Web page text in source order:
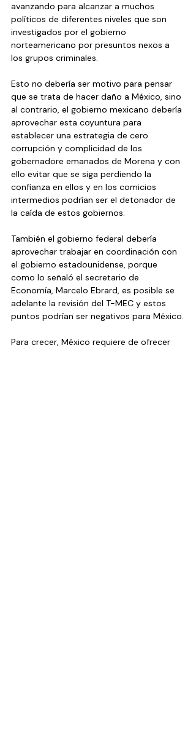
avanzando para alcanzar a muchos
políticos de diferentes niveles que son
investigados por el gobierno
norteamericano por presuntos nexos a
los grupos criminales.
Esto no debería ser motivo para pensar
que se trata de hacer daño a México, sino
al contrario, el gobierno mexicano debería
aprovechar esta coyuntura para
establecer una estrategia de cero
corrupción y complicidad de los
gobernadore emanados de Morena y con
ello evitar que se siga perdiendo la
confianza en ellos y en los comicios
intermedios podrían ser el detonador de
la caída de estos gobiernos.
También el gobierno federal debería
aprovechar trabajar en coordinación con
el gobierno estadounidense, porque
como lo señaló el secretario de
Economía, Marcelo Ebrard, es posible se
adelante la revisión del T-MEC y estos
puntos podrían ser negativos para México.
Para crecer, México requiere de ofrecer